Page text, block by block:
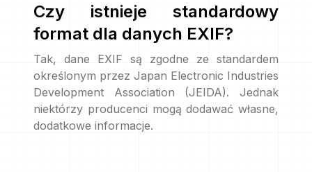
Czy istnieje standardowy
format dla danych EXIF?
Tak, dane EXIF są zgodne ze standardem
określonym przez Japan Electronic Industries
Development Association (JEIDA). Jednak
niektórzy producenci mogą dodawać własne,
dodatkowe informacje.